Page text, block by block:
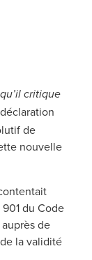
critique
de
nouvelle
du Code
de
la validité